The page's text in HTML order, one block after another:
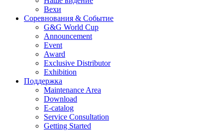
Вехи
Соревнования & Событие
G&G World Cup
Announcement
Event
Award
Exclusive Distributor
Exhibition
Поддержка
Maintenance Area
Download
E-catalog
Service Consultation
Getting Started